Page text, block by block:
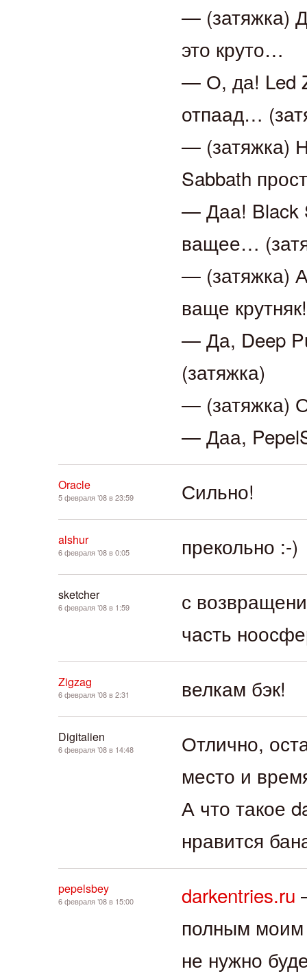
— (затяжка)
это круто…
— О, да! Led
отпаад…
— (затяжка)
Sabbath
— Даа! Black
ващее…
— (затяжка)
ваще
— Да, Deep
(затяжка)
— (затяжка)
— Даа,
Сильно!
Oracle
5 февраля ’08 в 23:59
прекольно :-)
alshur
6 февраля ’08 в 0:05
с
часть
sketcher
6 февраля ’08 в 1:59
велкам бэк!
Zigzag
6 февраля ’08 в 2:31
Отлично,
место и
А что такое
нравится
Digitalien
6 февраля ’08 в 14:48
darkentries.ru
полным
не нужно
pepelsbey
6 февраля ’08 в 15:00